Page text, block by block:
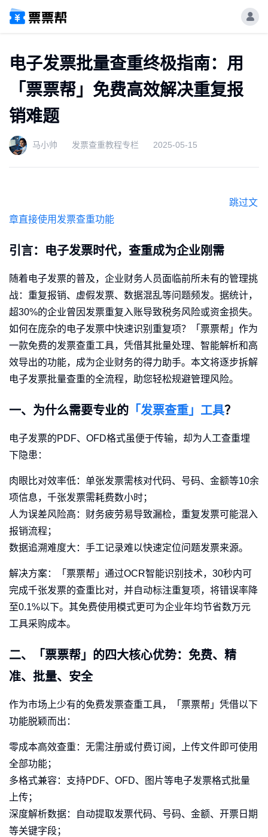
电子发票批量查重终极指南：用
「票票帮」免费高效解决重复报
销难题
马小帅 发票查重教程专栏 2025-05-15
跳过文
章直接使用发票查重功能
引言：电子发票时代，查重成为企业刚需
随着电子发票的普及，企业财务人员面临前所未有的管理挑
战：重复报销、虚假发票、数据混乱等问题频发。据统计，
超30%的企业曾因发票重复入账导致税务风险或资金损失。
如何在庞杂的电子发票中快速识别重复项？「票票帮」作为
一款免费的发票查重工具，凭借其批量处理、智能解析和高
效导出的功能，成为企业财务的得力助手。本文将逐步拆解
电子发票批量查重的全流程，助您轻松规避管理风险。
一、为什么需要专业的 「发票查重」工具？
电子发票的PDF、OFD格式虽便于传输，却为人工查重埋
下隐患：
肉眼比对效率低：单张发票需核对代码、号码、金额等10余
项信息，千张发票需耗费数小时；
人为误差风险高：财务疲劳易导致漏检，重复发票可能混入
报销流程；
数据追溯难度大：手工记录难以快速定位问题发票来源。
解决方案：「票票帮」通过OCR智能识别技术，30秒内可
完成千张发票的查重比对，并自动标注重复项，将错误率降
至0.1%以下。其免费使用模式更可为企业年均节省数万元
工具采购成本。
二、「票票帮」的四大核心优势：免费、精
准、批量、安全
作为市场上少有的免费发票查重工具，「票票帮」凭借以下
功能脱颖而出：
零成本高效查重：无需注册或付费订阅，上传文件即可使用
全部功能；
多格式兼容：支持PDF、OFD、图片等电子发票格式批量
上传；
深度解析数据：自动提取发票代码、号码、金额、开票日期
等关键字段；